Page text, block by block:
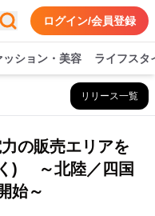
ログイン/会員登録
ッション・美容 ライフスタ
リリース一覧
の販売エリアを
) ～北陸／四国
始～